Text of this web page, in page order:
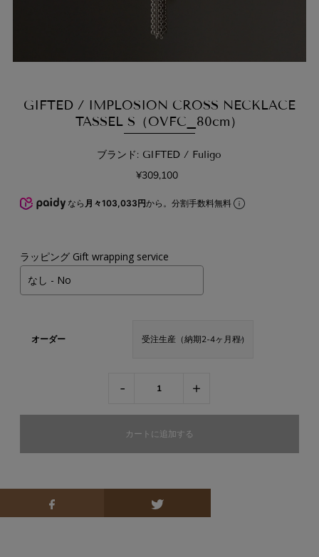
GIFTED / IMPLOSION CROSS NECKLACE
TASSEL S（OVFC_80cm）
ブランド: GIFTED / Fuligo
¥309,100
なら 月々103,033円から。分割手数料無料
ラッピング Gift wrapping service
オーダー
- +